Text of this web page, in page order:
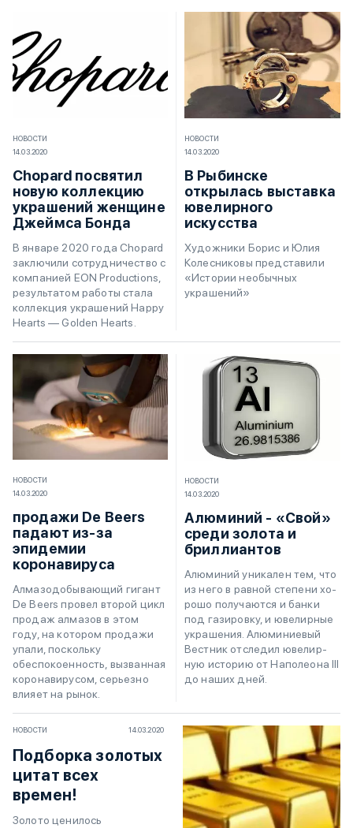
НОВОСТИ
14.03.2020
Chopard посвятил
новую коллекцию
украшений женщине
Джеймса Бонда
В январе 2020 года Chopard
заключили сотрудничество с
компанией EON Productions,
результатом работы стала
коллекция украшений Happy
Hearts — Golden Hearts.
НОВОСТИ
14.03.2020
В Рыбинске
открылась выставка
ювелирного
искусства
Художники Борис и Юлия
Колесниковы представили
«Истории необычных
украшений»
НОВОСТИ
14.03.2020
продажи De Beers
падают из-за
эпидемии
коронавируса
Алмазодобывающий гигант
De Beers провел второй цикл
продаж алмазов в этом
году, на котором продажи
упали, поскольку
обеспокоенность, вызванная
коронавирусом, серьезно
влияет на рынок.
НОВОСТИ
14.03.2020
Алюминий - «Свой»
среди золота и
бриллиантов
Алю­ми­ний уни­ка­лен тем, что
из не­го в рав­ной сте­пе­ни хо­
ро­шо по­лу­ча­ют­ся и бан­ки
под га­зи­ро­в­ку, и юве­ли­р­ные
укра­ше­ния. Алю­ми­ни­е­вый
Ве­ст­ник от­сле­дил юве­ли­р­
ную ис­то­рию от На­по­лео­на III
до на­ших дней.
НОВОСТИ 14.03.2020
Подборка золотых
цитат всех
времен!
Золото ценилось